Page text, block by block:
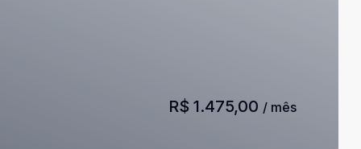
R$ 1.475,00 / mês